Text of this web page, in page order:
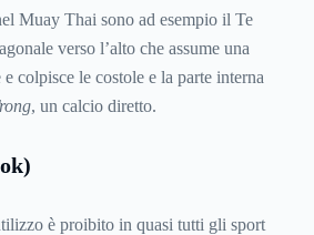
Muay Thai sono ad esempio il Te
verso l’alto che assume una
colpisce le costole e la parte interna
, un calcio diretto.
è proibito in quasi tutti gli sport